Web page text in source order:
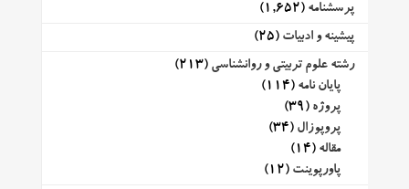
پرسشنامه (1,652)
پیشینه و ادبیات (25)
رشته علوم تربیتی و روانشناسی (213)
پایان نامه (114)
پروژه (39)
پروپوزال (34)
مقاله (14)
پاورپوینت (12)